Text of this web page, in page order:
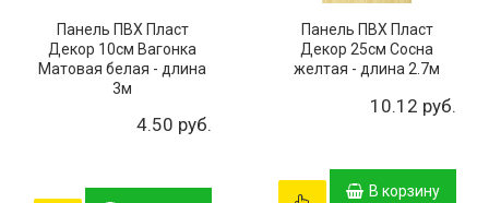
Панель ПВХ Пласт
Декор 10см Вагонка
Матовая белая - длина
3м
4.50 руб.
Панель ПВХ Пласт
Декор 25см Сосна
желтая - длина 2.7м
10.12 руб.
В корзину